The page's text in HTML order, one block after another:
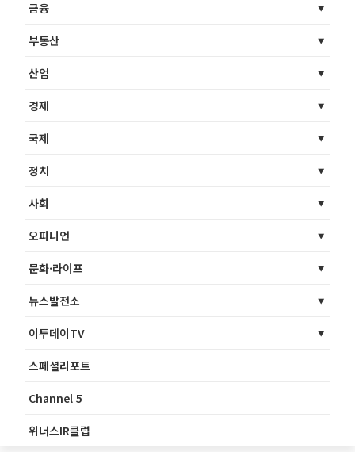
금융
부동산
산업
경제
국제
정치
사회
오피니언
문화·라이프
뉴스발전소
이투데이TV
스페셜리포트
Channel 5
위너스IR클럽